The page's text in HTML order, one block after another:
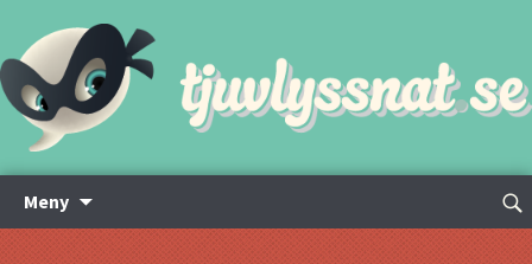
Meny
innehåll
Sök